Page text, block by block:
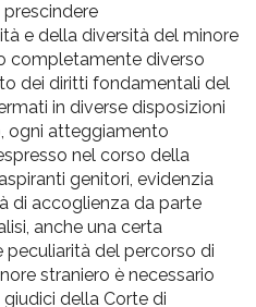
e della diversità del minore
completamente diverso
dei diritti fondamentali del
in diverse disposizioni
ogni atteggiamento
nel corso della
genitori, evidenzia
di accoglienza da parte
anche una certa
del percorso di
straniero è necessario
della Corte di